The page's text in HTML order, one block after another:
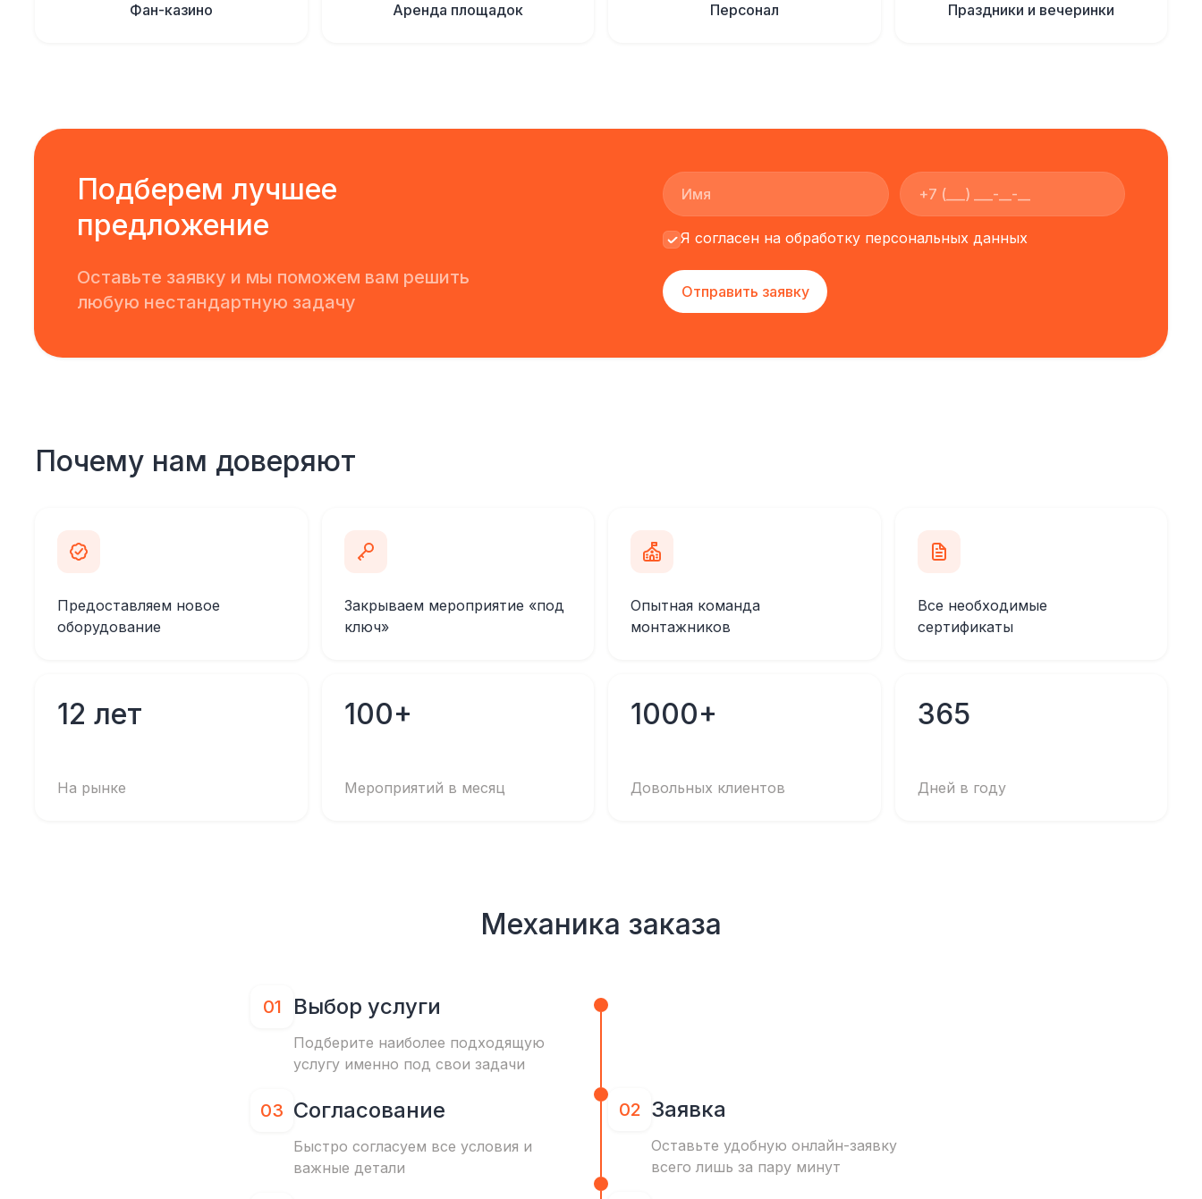
Фан-казино Аренда площадок Персонал Праздники и вечеринки
Подберем лучшее
предложение
Оставьте заявку и мы поможем вам решить
любую нестандартную задачу
Я согласен на обработку персональных данных
Отправить заявку
Почему нам доверяют
Предоставляем новое
оборудование
Закрываем мероприятие «под
ключ»
Опытная команда
монтажников
Все необходимые
сертификаты
12 лет
На рынке
100+
Мероприятий в месяц
1000+
Довольных клиентов
365
Дней в году
Механика заказа
01 Выбор услуги
Подберите наиболее подходящую
услугу именно под свои задачи
03 Согласование
Быстро согласуем все условия и
важные детали
02 Заявка
Оставьте удобную онлайн-заявку
всего лишь за пару минут